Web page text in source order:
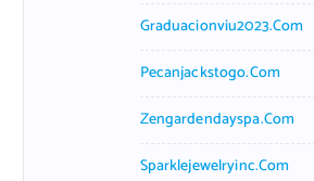
Graduacionviu2023.com
Pecanjackstogo.com
Zengardendayspa.com
Sparklejewelryinc.com